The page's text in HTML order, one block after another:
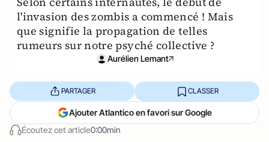
l'invasion des zombis a commencé ! Mais
que signifie la propagation de telles
rumeurs sur notre psyché collective ?
Aurélien Lemant
Écoutez cet article0:00min
PARTAGER CLASSER
Ajouter Atlantico en favori sur Google